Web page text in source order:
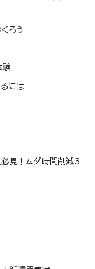
ろう
験
には
必見！ムダ時間削減3